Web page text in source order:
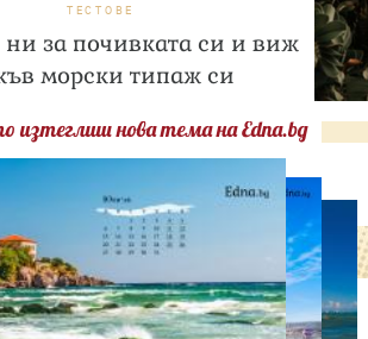
ТЕСТОВЕ
за почивката си и виж
морски типаж си
изтеглиш нова тема на Edna.bg
СВОБОДНО ВРЕМЕ